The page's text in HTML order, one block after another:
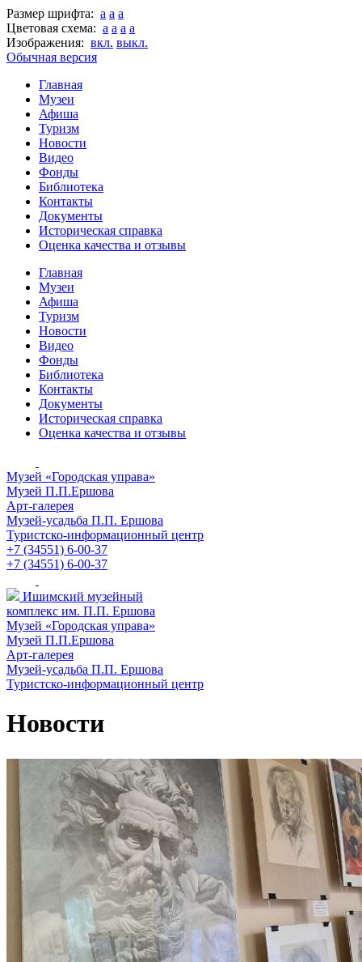
Размер шрифта: a a a
Цветовая схема: a a a a
Изображения: вкл. выкл.
Обычная версия
Главная
Музеи
Афиша
Туризм
Новости
Видео
Фонды
Библиотека
Контакты
Документы
Историческая справка
Оценка качества и отзывы
Главная
Музеи
Афиша
Туризм
Новости
Видео
Фонды
Библиотека
Контакты
Документы
Историческая справка
Оценка качества и отзывы
Музей «Городская управа»
Музей П.П.Ершова
Арт-галерея
Музей-усадьба П.П. Ершова
Туристско-информационный центр
+7 (34551) 6-00-37
+7 (34551) 6-00-37
Ишимский музейный
комплекс им. П.П. Ершова
Музей «Городская управа»
Музей П.П.Ершова
Арт-галерея
Музей-усадьба П.П. Ершова
Туристско-информационный центр
Новости